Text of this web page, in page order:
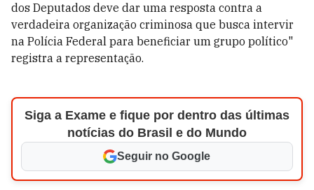
dos Deputados deve dar uma resposta contra a
verdadeira organização criminosa que busca intervir
na Polícia Federal para beneficiar um grupo político"
registra a representação.
Siga a Exame e fique por dentro das últimas
notícias do Brasil e do Mundo
Seguir no Google